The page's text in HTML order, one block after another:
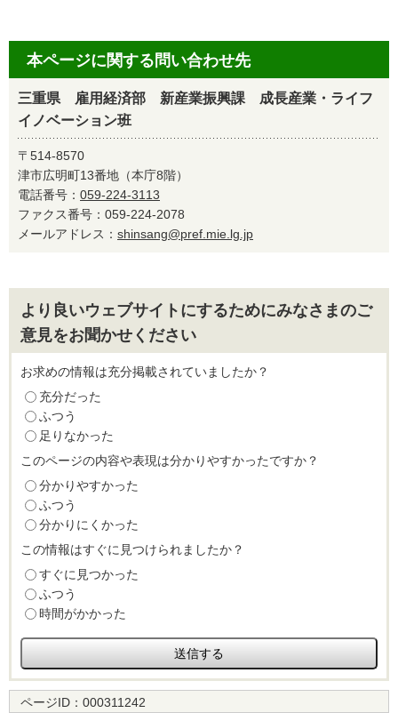
本ページに関する問い合わせ先
三重県 雇用経済部 新産業振興課 成長産業・ライフ
イノベーション班
〒514-8570
津市広明町13番地（本庁8階）
電話番号： 059-224-3113
ファクス番号：059-224-2078
メールアドレス： shinsang@pref.mie.lg.jp
より良いウェブサイトにするためにみなさまのご
意見をお聞かせください
お求めの情報は充分掲載されていましたか？
充分だった
ふつう
足りなかった
このページの内容や表現は分かりやすかったですか？
分かりやすかった
ふつう
分かりにくかった
この情報はすぐに見つけられましたか？
すぐに見つかった
ふつう
時間がかかった
ページID： 000311242